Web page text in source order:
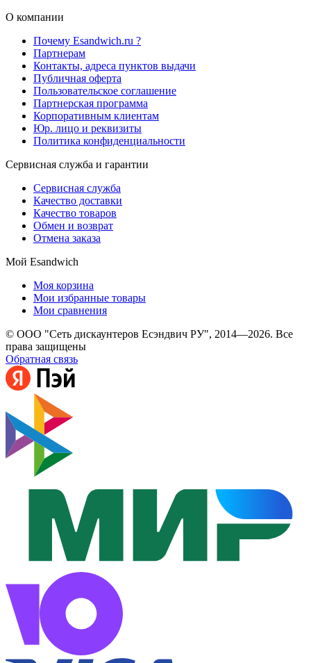
О компании
Почему Esandwich.ru ?
Партнерам
Контакты, адреса пунктов выдачи
Публичная оферта
Пользовательское соглашение
Партнерская программа
Корпоративным клиентам
Юр. лицо и реквизиты
Политика конфиденциальности
Сервисная служба и гарантии
Сервисная служба
Качество доставки
Качество товаров
Обмен и возврат
Отмена заказа
Мой Esandwich
Моя корзина
Мои избранные товары
Мои сравнения
© ООО "Сеть дискаунтеров Есэндвич РУ", 2014—2026. Все
права защищены
Обратная связь